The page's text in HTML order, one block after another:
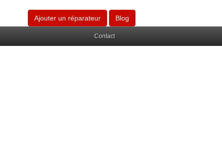
Ajouter un réparateur Blog
Contact